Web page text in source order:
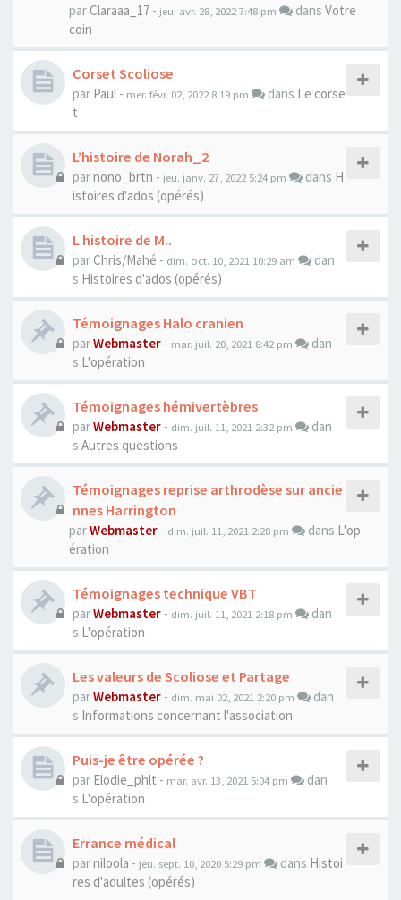
par Claraaa_17 - jeu. avr. 28, 2022 7:48 pm dans Votre
coin
Corset Scoliose
par Paul - mer. févr. 02, 2022 8:19 pm dans Le corse
t
L’histoire de Norah_2
parnono_brtn - jeu. janv. 27, 2022 5:24 pm dans H
istoires d'ados (opérés)
L histoire de M..
parChris/Mahé - dim. oct. 10, 2021 10:29 am
dan
s Histoires d'ados (opérés)
Témoignages Halo cranien
parWebmaster - mar. juil. 20, 2021 8:42 pm
dan
s L'opération
Témoignages hémivertèbres
parWebmaster - dim. juil. 11, 2021 2:32 pm
dan
s Autres questions
Témoignages reprise arthrodèse sur ancie
nnes Harrington
parWebmaster - dim. juil. 11, 2021 2:28 pm dans L'op
ération
Témoignages technique VBT
parWebmaster - dim. juil. 11, 2021 2:18 pm
dan
s L'opération
Les valeurs de Scoliose et Partage
parWebmaster - dim. mai 02, 2021 2:20 pm
dan
s Informations concernant l'association
Puis-je être opérée ?
par Elodie_phlt - mar. avr. 13, 2021 5:04 pm
dan
s L'opération
Errance médical
parniloola - jeu. sept. 10, 2020 5:29 pm dans Histoi
res d'adultes (opérés)